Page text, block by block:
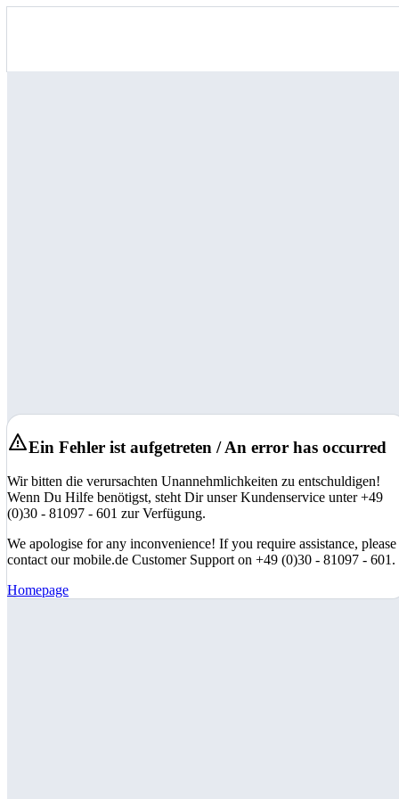
Ein Fehler ist aufgetreten / An error has occurred
Wir bitten die verursachten Unannehmlichkeiten zu entschuldigen!
Wenn Du Hilfe benötigst, steht Dir unser Kundenservice unter +49
(0)30 - 81097 - 601 zur Verfügung.
We apologise for any inconvenience! If you require assistance, please
contact our mobile.de Customer Support on +49 (0)30 - 81097 - 601.
Homepage